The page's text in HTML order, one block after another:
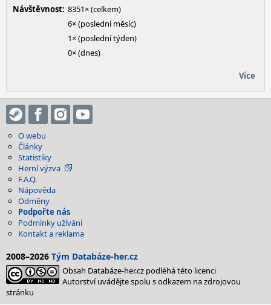
Návštěvnost: 8351× (celkem)
6× (poslední měsíc)
1× (poslední týden)
0× (dnes)
Více
O webu
Články
Statistiky
Herní výzva
F.A.Q.
Nápověda
Odměny
Podpořte nás
Podmínky užívání
Kontakt a reklama
2008–2026 Tým Databáze-her.cz
Obsah Databáze-her.cz podléhá této licenci
Autorství uvádějte spolu s odkazem na zdrojovou
stránku